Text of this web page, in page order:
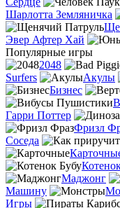
Шарлотта Земляничка
Эвер Афтер Хай
Популярные игры
2048
Surfers
Акулы
Бизнес
Гарри Поттер
Фризл
Соседа
Маджонг
Машину
Игры